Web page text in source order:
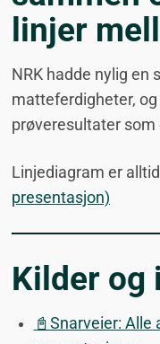
linjer
NRK hadde nylig en
matteferdigheter,
prøveresultater som
Linjediagram er
presentasjon)
Kilder og
📓Snarveier: